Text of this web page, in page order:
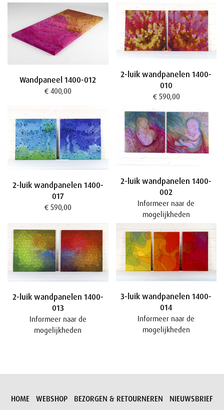
Wandpaneel 1400-012
€ 400,00
2-luik wandpanelen 1400-
010
€ 590,00
2-luik wandpanelen 1400-
017
€ 590,00
2-luik wandpanelen 1400-
002
Informeer naar de
mogelijkheden
2-luik wandpanelen 1400-
013
Informeer naar de
mogelijkheden
3-luik wandpanelen 1400-
014
Informeer naar de
mogelijkheden
HOME WEBSHOP BEZORGEN & RETOURNEREN NIEUWSBRIEF